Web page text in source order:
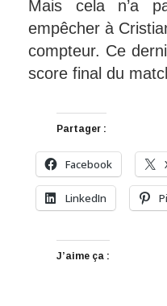
Mais cela n’a
empêcher à
compteur. Ce
score final du
Partager :
Facebook
LinkedIn
J’aime ça :